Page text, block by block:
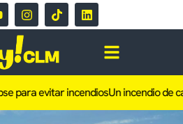
incendiosUn incendio de cableado